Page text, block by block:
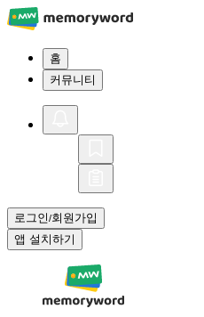
홈
커뮤니티
로그인/회원가입
앱 설치하기